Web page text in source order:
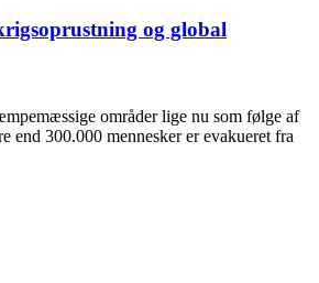
og global
områder lige nu som følge af
end 300.000 mennesker er evakueret fra